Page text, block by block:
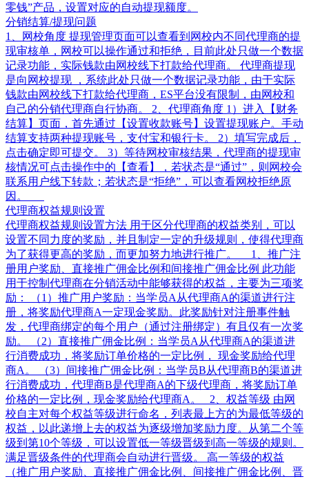
零钱”产品，设置对应的自动提现额度。
分销结算/提现问题
1、网校角度 提现管理页面可以查看到网校内不同代理商的提
现审核单，网校可以操作通过和拒绝，目前此处只做一个数据
记录功能，实际钱款由网校线下打款给代理商。 代理商提现
是向网校提现 ，系统此处只做一个数据记录功能，由于实际
钱款由网校线下打款给代理商，ES平台没有限制，由网校和
自己的分销代理商自行协商。 2、代理商角度 1）进入【财务
结算】页面，首先通过【设置收款账号】设置提现账户。手动
结算支持两种提现账号，支付宝和银行卡。 2）填写完成后，
点击确定即可提交。 3）等待网校审核结果，代理商的提现审
核情况可点击操作中的【查看】，若状态是“通过”，则网校会
联系用户线下转款；若状态是“拒绝”，可以查看网校拒绝原
因。
代理商权益规则设置
代理商权益规则设置方法 用于区分代理商的权益类别，可以
设置不同力度的奖励，并且制定一定的升级规则，使得代理商
为了获得更高的奖励，而更加努力地进行推广。 1、推广注
册用户奖励、直接推广佣金比例和间接推广佣金比例 此功能
用于控制代理商在分销活动中能够获得的权益，主要为三项奖
励： （1）推广用户奖励：当学员A从代理商A的渠道进行注
册，将奖励代理商A一定现金奖励。此奖励针对注册事件触
发，代理商绑定的每个用户（通过注册绑定）有且仅有一次奖
励。 （2）直接推广佣金比例：当学员A从代理商A的渠道进
行消费成功，将奖励订单价格的一定比例， 现金奖励给代理
商A。 （3）间接推广佣金比例：当学员B从代理商B的渠道进
行消费成功，代理商B是代理商A的下级代理商，将奖励订单
价格的一定比例，现金奖励给代理商A。 2、权益等级 由网
校自主对每个权益等级进行命名，列表最上方的为最低等级的
权益，以此递增上去的权益为逐级增加奖励力度。从第二个等
级到第10个等级，可以设置低一等级晋级到高一等级的规则。
满足晋级条件的代理商会自动进行晋级。 高一等级的权益
（推广用户奖励、直接推广佣金比例、间接推广佣金比例、晋